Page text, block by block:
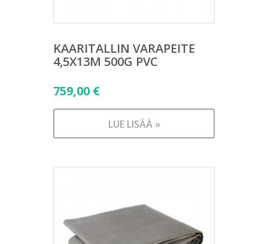
KAARITALLIN VARAPEITE
4,5X13M 500G PVC
759,00 €
LUE LISÄÄ »